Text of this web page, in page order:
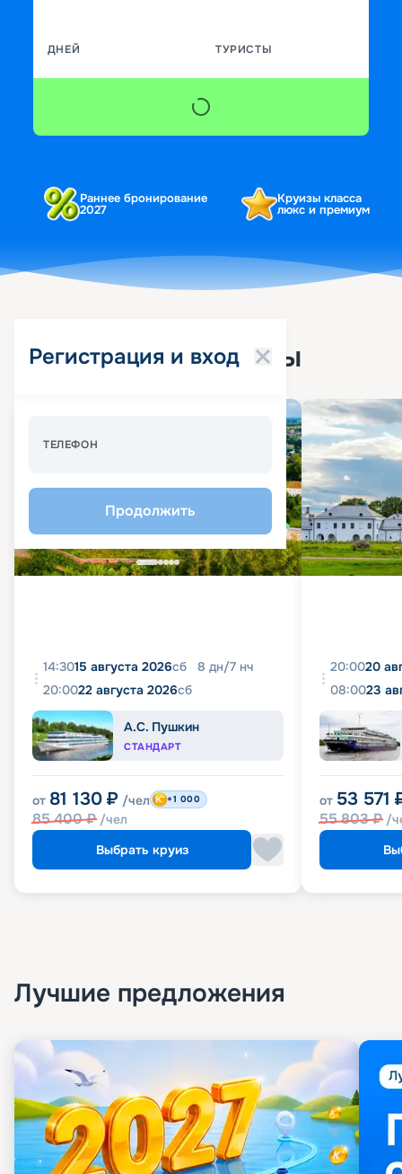
ДНЕЙ ТУРИСТЫ
Раннее бронирование
2027
Круизы класса
люкс и премиум
Регистрация и вход
ТЕЛЕФОН
Продолжить
Популярные круизы
14:3015 августа 2026сб 8 дн/7 нч
20:0022 августа 2026сб
А.С. Пушкин
СТАНДАРТ
от 81 130 ₽ /чел
85 400₽ /чел
+1 000
Выбрать круиз
20:0020
08:0023
от 53 571
55 803₽ /
Лучшие предложения